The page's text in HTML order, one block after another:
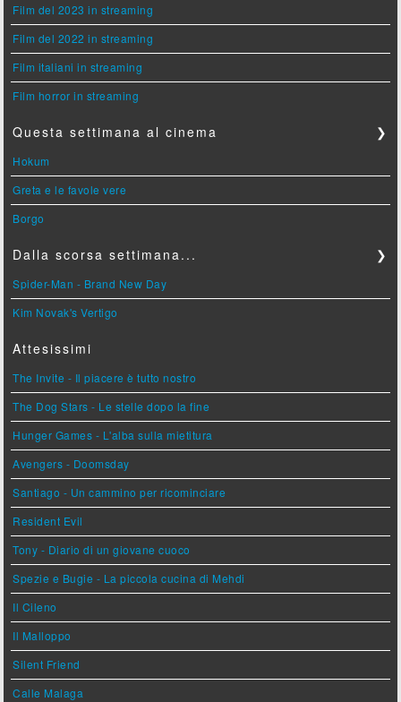
Film del 2023 in streaming
Film del 2022 in streaming
Film italiani in streaming
Film horror in streaming
Questa settimana al cinema ❯
Hokum
Greta e le favole vere
Borgo
Dalla scorsa settimana... ❯
Spider-Man - Brand New Day
Kim Novak's Vertigo
Attesissimi
The Invite - Il piacere è tutto nostro
The Dog Stars - Le stelle dopo la fine
Hunger Games - L'alba sulla mietitura
Avengers - Doomsday
Santiago - Un cammino per ricominciare
Resident Evil
Tony - Diario di un giovane cuoco
Spezie e Bugie - La piccola cucina di Mehdi
Il Cileno
Il Malloppo
Silent Friend
Calle Malaga